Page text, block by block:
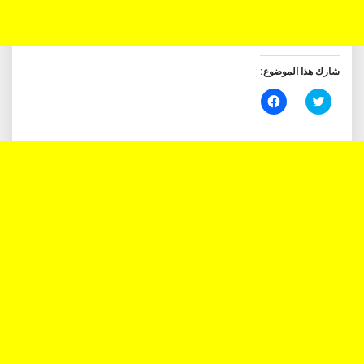
شارك هذا الموضوع:
اضغط
للمشاركة
(فتح
انقر
للمشاركة
(فتح